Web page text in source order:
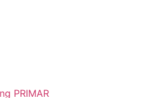
PRIMAR